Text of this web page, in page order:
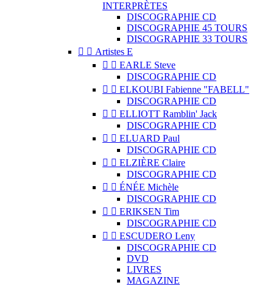
INTERPRÈTES
DISCOGRAPHIE CD
DISCOGRAPHIE 45 TOURS
DISCOGRAPHIE 33 TOURS
  Artistes E
  EARLE Steve
DISCOGRAPHIE CD
  ELKOUBI Fabienne "FABELL"
DISCOGRAPHIE CD
  ELLIOTT Ramblin' Jack
DISCOGRAPHIE CD
  ELUARD Paul
DISCOGRAPHIE CD
  ELZIÈRE Claire
DISCOGRAPHIE CD
  ÉNÉE Michèle
DISCOGRAPHIE CD
  ERIKSEN Tim
DISCOGRAPHIE CD
  ESCUDERO Leny
DISCOGRAPHIE CD
DVD
LIVRES
MAGAZINE